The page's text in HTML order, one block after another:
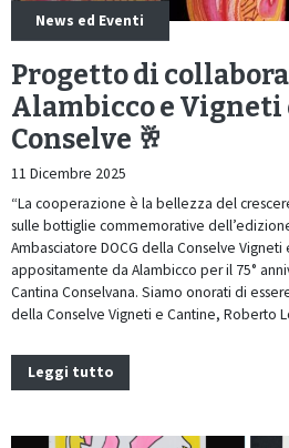
News ed Eventi
Progetto di
Alambicco e Vigneti
Conselve 🥂
11 Dicembre 2025
“La cooperazione è la bellezza del
sulle bottiglie commemorative
Ambasciatore DOCG della Conselve
appositamente da Alambicco per il 75°
Cantina Conselvana. Siamo onorati di
della Conselve Vigneti e Cantine, Roberto
Leggi tutto